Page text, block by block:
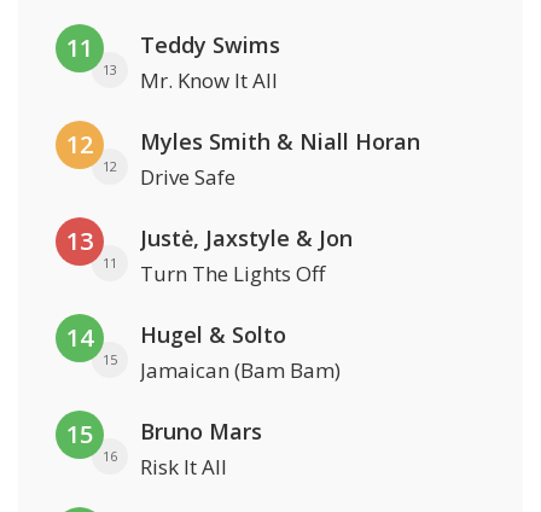
11
13
Teddy Swims
Mr. Know It All
12
12
Myles Smith & Niall Horan
Drive Safe
13
11
Justė, Jaxstyle & Jon
Turn The Lights Off
14
15
Hugel & Solto
Jamaican (Bam Bam)
15
16
Bruno Mars
Risk It All